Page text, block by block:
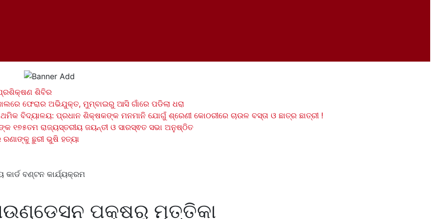
ପ୍ରଶିକ୍ଷଣ ଶିବିର
ଫେରାର ଅଭିଯୁକ୍ତ, ମୁମ୍ବାଇରୁ ଆସି ଗାଁରେ ପଡିଲା ଧରା
ବିଦ୍ୟାଳୟ: ପ୍ରଧାନ ଶିକ୍ଷକଙ୍କ ମନମାନି ଯୋଗୁଁ ଶ୍ରେଣୀ କୋଠରୀରେ ଚାଉଳ ବସ୍ତା ଓ ଛାତ୍ର ଛାତ୍ରୀ !
୧୭୫ତମ ରାଜ୍ୟସ୍ତରୀୟ ଜୟନ୍ତୀ ଓ ସାରସ୍ଵତ ସଭା ଅନୁଷ୍ଠିତ
ରଣାଙ୍କୁ ଛୁରୀ ଭୁଷି ହତ୍ୟା
ବଣ୍ଟନ କାର୍ଯ୍ୟକ୍ରମ
ପକ୍ଷରୁ ମୃତ୍ତିକା